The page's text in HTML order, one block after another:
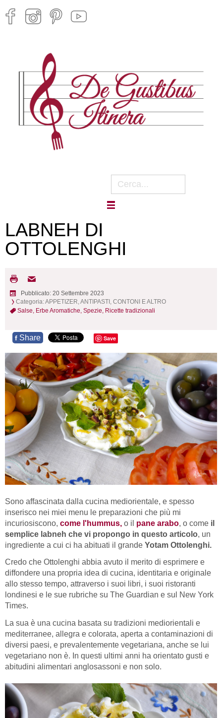
LABNEH DI
OTTOLENGHI
Pubblicato: 20 Settembre 2023
Categoria:APPETIZER, ANTIPASTI, CONTONI E ALTRO
Salse, Erbe Aromatiche, Spezie, Ricette tradizionali
f Share Save
Sono affascinata dalla cucina mediorientale, e spesso
inserisco nei miei menu le preparazioni che più mi
incuriosiscono, come l'hummus, o il pane arabo, o come il
semplice labneh che vi propongo in questo articolo, un
ingrediente a cui ci ha abituati il grande Yotam Ottolenghi.
Credo che Ottolenghi abbia avuto il merito di esprimere e
diffondere una propria idea di cucina, identitaria e originale
allo stesso tempo, attraverso i suoi libri, i suoi ristoranti
londinesi e le sue rubriche su The Guardian e sul New York
Times.
La sua è una cucina basata su tradizioni mediorientali e
mediterranee, allegra e colorata, aperta a contaminazioni di
diversi paesi, e prevalentemente vegetariana, anche se lui
vegetariano non è. In questi ultimi anni ha orientato gusti e
abitudini alimentari anglosassoni e non solo.